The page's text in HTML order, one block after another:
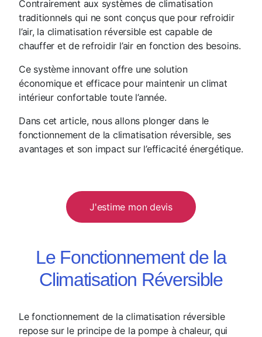
Contrairement aux systèmes de climatisation
traditionnels qui ne sont conçus que pour refroidir
l’air, la climatisation réversible est capable de
chauffer et de refroidir l’air en fonction des besoins.
Ce système innovant offre une solution
économique et efficace pour maintenir un climat
intérieur confortable toute l’année.
Dans cet article, nous allons plonger dans le
fonctionnement de la climatisation réversible, ses
avantages et son impact sur l’efficacité énergétique.
J'estime mon devis
Le Fonctionnement de la
Climatisation Réversible
Le fonctionnement de la climatisation réversible
repose sur le principe de la pompe à chaleur, qui